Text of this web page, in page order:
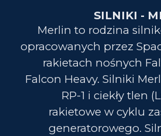
SILNIKI -
Merlin to rodzina
opracowanych przez
rakietach nośnych
Falcon Heavy. Silniki
RP-1 i ciekły tlen
rakietowe w cyklu
generatorowego.